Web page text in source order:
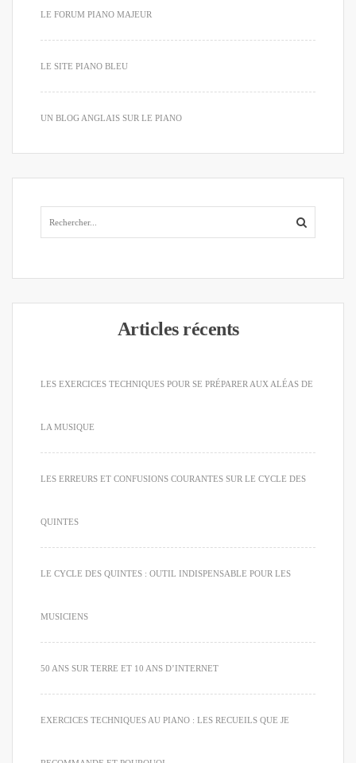
LE FORUM PIANO MAJEUR
LE SITE PIANO BLEU
UN BLOG ANGLAIS SUR LE PIANO
Articles récents
LES EXERCICES TECHNIQUES POUR SE PRÉPARER AUX ALÉAS DE
LA MUSIQUE
LES ERREURS ET CONFUSIONS COURANTES SUR LE CYCLE DES
QUINTES
LE CYCLE DES QUINTES : OUTIL INDISPENSABLE POUR LES
MUSICIENS
50 ANS SUR TERRE ET 10 ANS D’INTERNET
EXERCICES TECHNIQUES AU PIANO : LES RECUEILS QUE JE